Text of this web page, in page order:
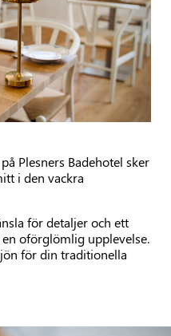
Plesners Badehotel sker
i den vackra
för detaljer och ett
oförglömlig upplevelse.
för din traditionella